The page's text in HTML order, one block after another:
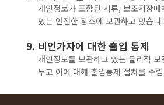
개인정보가 포함된 서류, 보조저장
있는 안전한 장소에 보관하고 있습니
9. 비인가자에 대한 출입 통제
개인정보를 보관하고 있는 물리적
두고 이에 대해 출입통제 절차를 수